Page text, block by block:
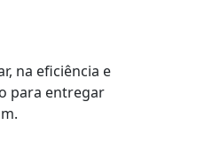
na eficiência e
para entregar